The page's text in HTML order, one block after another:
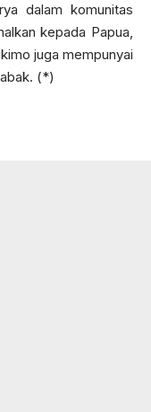
dalam komunitas
kepada Papua,
juga mempunyai
(*)